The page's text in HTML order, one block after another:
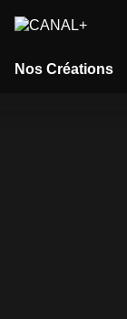
Nos Créations